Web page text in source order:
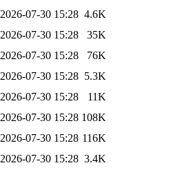
2026-07-30 15:28 4.6K
2026-07-30 15:28
35K
2026-07-30 15:28
76K
2026-07-30 15:28 5.3K
2026-07-30 15:28
11K
2026-07-30 15:28 108K
2026-07-30 15:28 116K
2026-07-30 15:28 3.4K